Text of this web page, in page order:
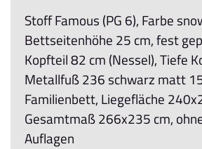
Stoff Famous (PG 6), Farbe
Bettseitenhöhe 25 cm, fest
Kopfteil 82 cm (Nessel), Tiefe
Metallfuß 236 schwarz matt
Familienbett, Liegefläche
Gesamtmaß 266x235 cm,
Auflagen